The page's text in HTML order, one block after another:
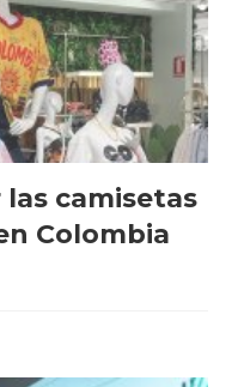
camisetas
Colombia